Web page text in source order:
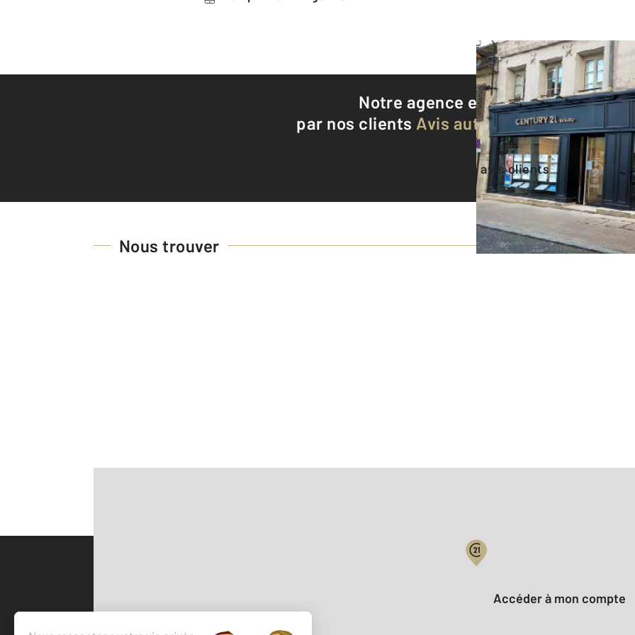
Notre agence est notée8,8/10
par nos clients Avis authentifiés par
Voir tous les avis clients
Nous trouver
Votre compte :
Accéder à mon compte